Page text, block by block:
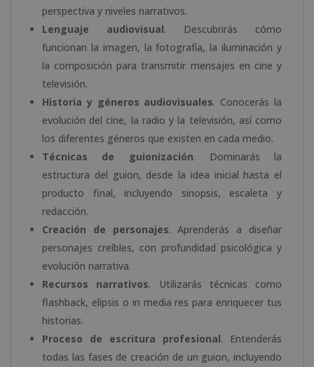
perspectiva y niveles narrativos.
Lenguaje audiovisual. Descubrirás cómo
funcionan la imagen, la fotografía, la iluminación y
la composición para transmitir mensajes en cine y
televisión.
Historia y géneros audiovisuales. Conocerás la
evolución del cine, la radio y la televisión, así como
los diferentes géneros que existen en cada medio.
Técnicas de guionización. Dominarás la
estructura del guion, desde la idea inicial hasta el
producto final, incluyendo sinopsis, escaleta y
redacción.
Creación de personajes. Aprenderás a diseñar
personajes creíbles, con profundidad psicológica y
evolución narrativa.
Recursos narrativos. Utilizarás técnicas como
flashback, elipsis o in media res para enriquecer tus
historias.
Proceso de escritura profesional. Entenderás
todas las fases de creación de un guion, incluyendo